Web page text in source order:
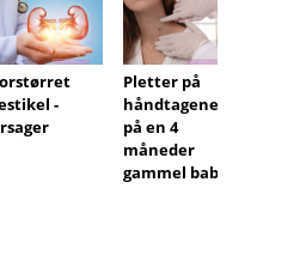
-
Pletter på
håndtagene
på en 4
måneder
gammel baby